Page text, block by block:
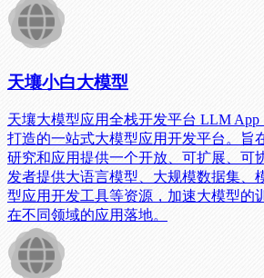
天壤小白大模型
天壤大模型应用全栈开发平台 LLM App
打造的一站式大模型应用开发平台。旨
研究和应用提供一个开放、可扩展、可
发者提供大语言模型、大规模数据集、
型应用开发工具等资源，加速大模型的
在不同领域的应用落地。